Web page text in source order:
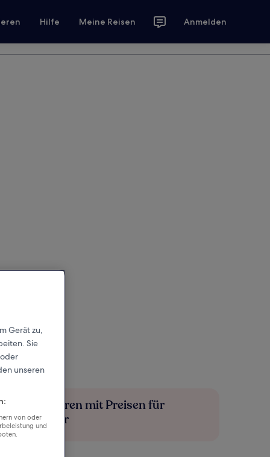
Hilfe Meine Reisen Anmelden
Mehr sparen mit Preisen für
Mitglieder
Gerät zu,
Sie
unseren
von oder
und